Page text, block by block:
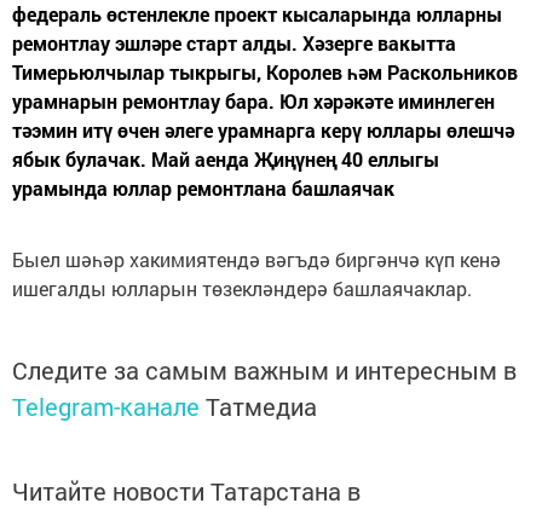
федераль өстенлекле проект кысаларында юлларны
ремонтлау эшләре старт алды. Хәзерге вакытта
Тимерьюлчылар тыкрыгы, Королев һәм Раскольников
урамнарын ремонтлау бара. Юл хәрәкәте иминлеген
тәэмин итү өчен әлеге урамнарга керү юллары өлешчә
ябык булачак. Май аенда Җиңүнең 40 еллыгы
урамында юллар ремонтлана башлаячак
Быел шәһәр хакимиятендә вәгъдә биргәнчә күп кенә
ишегалды юлларын төзекләндерә башлаячаклар.
Следите за самым важным и интересным в
Telegram-канале Татмедиа
Читайте новости Татарстана в